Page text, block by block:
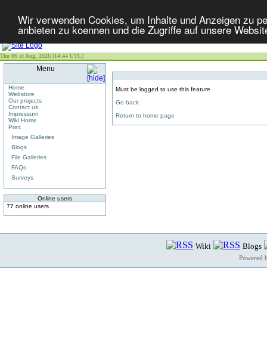
Wir verwenden Cookies, um Inhalte und Anzeigen zu
anbieten zu koennen und die Zugriffe auf unsere
Thu 06 of Aug, 2026 [14:44 UTC]
Menu
Home
Webstore
Our projects
Contact us
Impressum
Wiki Home
Print
Image Galleries
Blogs
File Galleries
FAQs
Surveys
Online users
77 online users
Must be logged to use this feature
Go back
Return to home page
Wiki Blogs
Powered